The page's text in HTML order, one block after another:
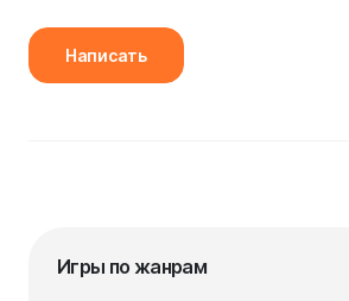
Написать
Игры по жанрам